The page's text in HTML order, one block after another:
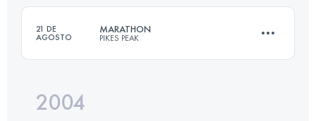
21 DE
AGOSTO
MARATHON
PIKES PEAK
2004